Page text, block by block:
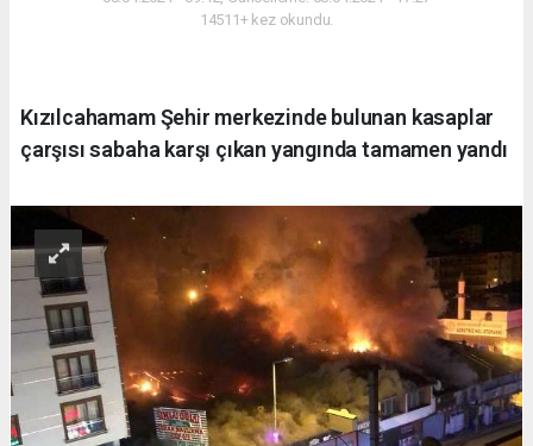
14511+ kez okundu.
Kızılcahamam Şehir merkezinde bulunan kasaplar
çarşısı sabaha karşı çıkan yangında tamamen yandı